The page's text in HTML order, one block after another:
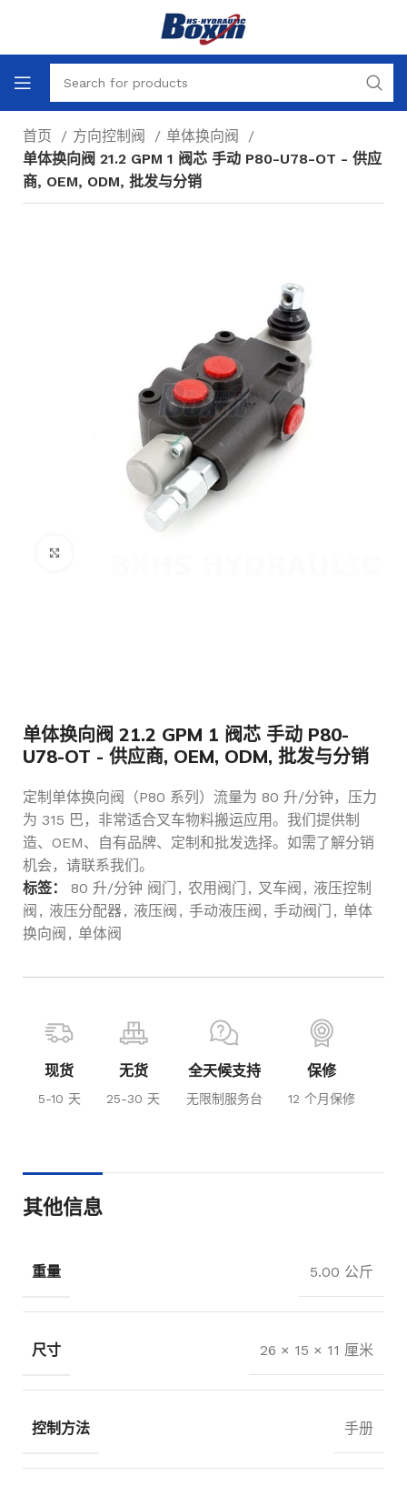
首页 方向控制阀
单体换向阀
单体换向阀 21.2 GPM 1 阀芯 手动 P80-U78-OT - 供应
商, OEM, ODM, 批发与分销
单体换向阀 21.2 GPM 1 阀芯 手动 P80-
U78-OT - 供应商, OEM, ODM, 批发与分销
定制单体换向阀（P80 系列）流量为 80 升/分钟，压力
为 315 巴，非常适合叉车物料搬运应用。我们提供制
造、OEM、自有品牌、定制和批发选择。如需了解分销
机会，请联系我们。
标签：
80 升/分钟 阀门 , 农用阀门 , 叉车阀 , 液压控制
阀 , 液压分配器, 液压阀 , 手动液压阀 , 手动阀门 , 单体
换向阀 , 单体阀
现货
5-10 天
无货
25-30 天
全天候支持
无限制服务台
保修
12 个月保修
其他信息
重量 5.00 公斤
尺寸 26 × 15 × 11 厘米
控制方法 手册